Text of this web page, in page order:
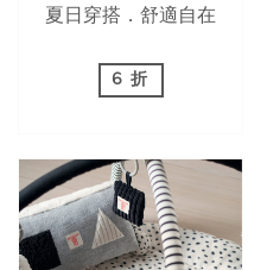
夏日穿搭．舒適自在
6 折